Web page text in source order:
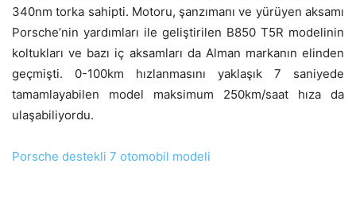
340nm torka sahipti. Motoru, şanzımanı ve yürüyen aksamı
Porsche’nin yardımları ile geliştirilen B850 T5R modelinin
koltukları ve bazı iç aksamları da Alman markanın elinden
geçmişti. 0-100km hızlanmasını yaklaşık 7 saniyede
tamamlayabilen model maksimum 250km/saat hıza da
ulaşabiliyordu.
Porsche destekli 7 otomobil modeli